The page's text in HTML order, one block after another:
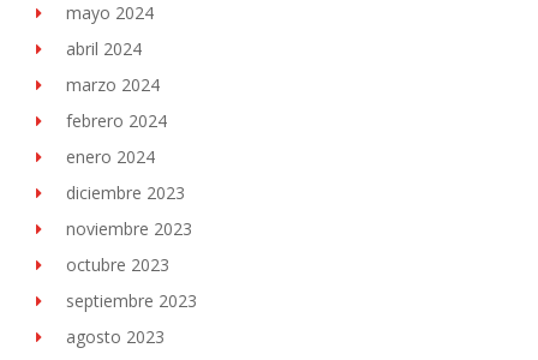
mayo 2024
abril 2024
marzo 2024
febrero 2024
enero 2024
diciembre 2023
noviembre 2023
octubre 2023
septiembre 2023
agosto 2023